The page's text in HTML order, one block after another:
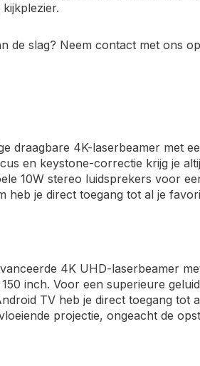
de slag? Neem contact met ons
draagbare 4K-laserbeamer met
en keystone-correctie krijg je
10W stereo luidsprekers voor
je direct toegang tot al je
4K UHD-laserbeamer
inch. Voor een superieure
TV heb je direct toegang tot
projectie, ongeacht de